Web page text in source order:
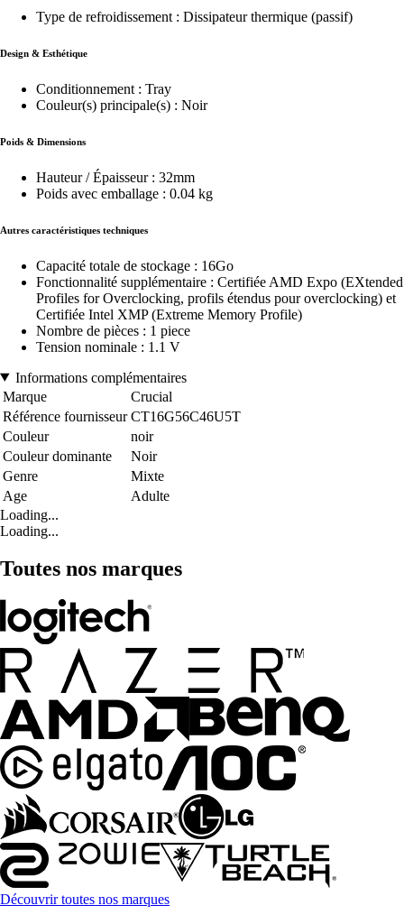
Type de refroidissement : Dissipateur thermique (passif)
Design & Esthétique
Conditionnement : Tray
Couleur(s) principale(s) : Noir
Poids & Dimensions
Hauteur / Épaisseur : 32mm
Poids avec emballage : 0.04 kg
Autres caractéristiques techniques
Capacité totale de stockage : 16Go
Fonctionnalité supplémentaire : Certifiée AMD Expo (EXtended
Profiles for Overclocking, profils étendus pour overclocking) et
Certifiée Intel XMP (Extreme Memory Profile)
Nombre de pièces : 1 piece
Tension nominale : 1.1 V
Informations complémentaires
Marque
Crucial
Référence fournisseur CT16G56C46U5T
Couleur
noir
Couleur dominante
Noir
Genre
Mixte
Age
Adulte
Loading...
Loading...
Toutes nos marques
Découvrir toutes nos marques